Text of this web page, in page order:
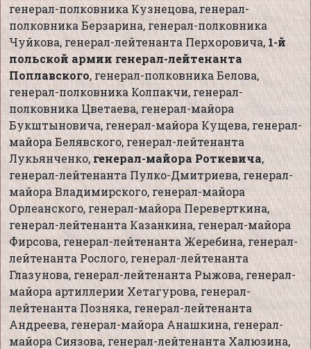
генерал-полковника Кузнецова, генерал-
полковника Берзарина, генерал-полковника
Чуйкова, генерал-лейтенанта Перхоровича, 1-й
польской армии генерал-лейтенанта
Поплавского, генерал-полковника Белова,
генерал-полковника Колпакчи, генерал-
полковника Цветаева, генерал-майора
Букштыновича, генерал-майора Кущева, генерал-
майора Белявского, генерал-лейтенанта
Лукьянченко,генерал-майора Роткевича,
генерал-лейтенанта Пулко-Дмитриева, генерал-
майора Владимирского, генерал-майора
Орлеанского, генерал-майора Переверткина,
генерал-лейтенанта Казанкина, генерал-майора
Фирсова, генерал-лейтенанта Жеребина, генерал-
лейтенанта Рослого, генерал-лейтенанта
Глазунова, генерал-лейтенанта Рыжова, генерал-
майора артиллерии Хетагурова, генерал-
лейтенанта Позняка, генерал-лейтенанта
Андреева, генерал-майора Анашкина, генерал-
майора Сиязова, генерал-лейтенанта Халюзина,